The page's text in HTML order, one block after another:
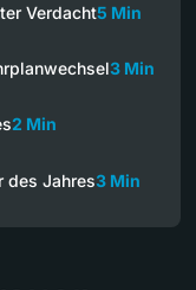
Verdacht5 Min
3 Min
2 Min
des Jahres3 Min